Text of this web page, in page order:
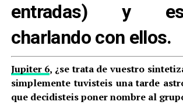
entradas) y
charlando con ellos.
Jupiter 6, ¿se trata de vuestro
simplemente tuvisteis una tarde
que decidisteis poner nombre al